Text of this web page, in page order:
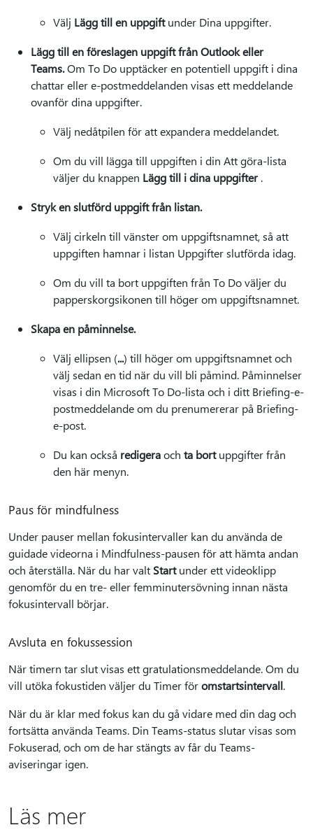
Välj Lägg till en uppgiftunder Dina uppgifter.
Lägg till en föreslagen uppgift från Outlook eller
Teams.Om To Do upptäcker en potentiell uppgift i dina
chattar eller e-postmeddelanden visas ett meddelande
ovanför dina uppgifter.
Välj nedåtpilen för att expandera meddelandet.
Om du vill lägga till uppgiften i din Att göra-lista
väljer du knappen Lägg till i dina uppgifter.
Stryk en slutförd uppgift från listan.
Välj cirkeln till vänster om uppgiftsnamnet, så att
uppgiften hamnar i listan Uppgifter slutförda idag.
Om du vill ta bort uppgiften från To Do väljer du
papperskorgsikonen till höger om uppgiftsnamnet.
Skapa en påminnelse.
Välj ellipsen (...) till höger om uppgiftsnamnet och
välj sedan en tid när du vill bli påmind. Påminnelser
visas i din Microsoft To Do-lista och i ditt Briefing-e-
postmeddelande om du prenumererar på Briefing-
e-post.
Du kan också redigeraoch ta bortuppgifter från
den här menyn.
Paus för mindfulness
Under pauser mellan fokusintervaller kan du använda de
guidade videorna i Mindfulness-pausen för att hämta andan
och återställa. När du har valt Startunder ett videoklipp
genomför du en tre- eller femminutersövning innan nästa
fokusintervall börjar.
Avsluta en fokussession
När timern tar slut visas ett gratulationsmeddelande. Om du
vill utöka fokustiden väljer du Timer föromstartsintervall.
När du är klar med fokus kan du gå vidare med din dag och
fortsätta använda Teams. Din Teams-status slutar visas som
Fokuserad, och om de har stängts av får du Teams-
aviseringar igen.
Läs mer